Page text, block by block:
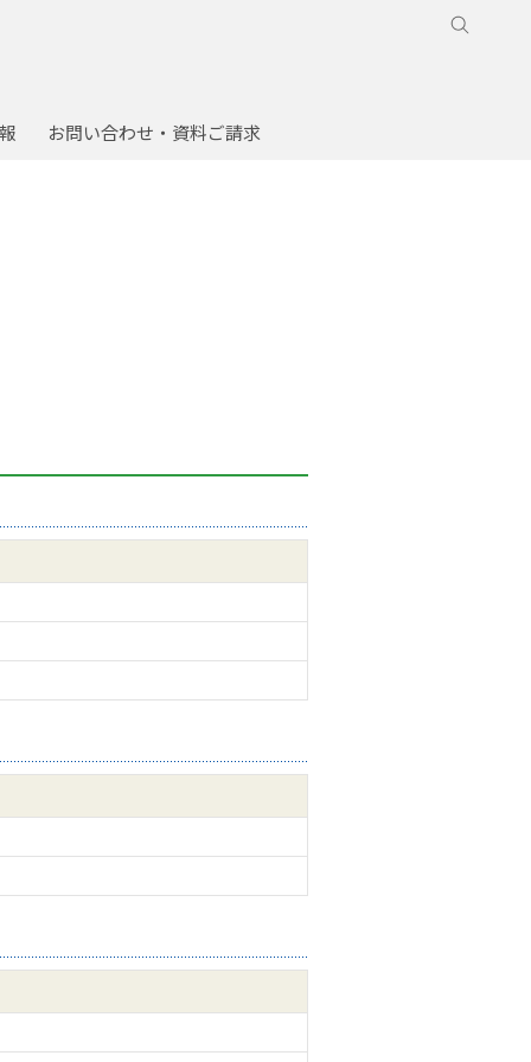
お問い合わせ・資料ご請求